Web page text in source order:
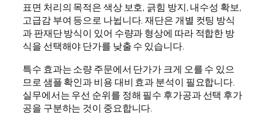
표면 처리의 목적은 색상 보호, 긁힘 방지, 내수성 확보,
고급감 부여 등으로 나뉩니다. 재단은 개별 컷팅 방식
과 판재단 방식이 있어 수량과 형상에 따라 적합한 방
식을 선택해야 단가를 낮출 수 있습니다.
특수 효과는 소량 주문에서 단가가 크게 오를 수 있으
므로 샘플 확인과 비용 대비 효과 분석이 필요합니다.
실무에서는 우선 순위를 정해 필수 후가공과 선택 후가
공을 구분하는 것이 중요합니다.